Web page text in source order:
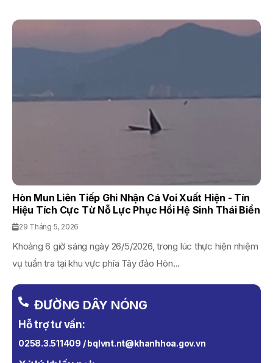
Hòn Mun Liên Tiếp Ghi Nhận Cá Voi Xuất Hiện - Tín
Hiệu Tích Cực Từ Nỗ Lực Phục Hồi Hệ Sinh Thái Biển
29 Tháng 5, 2026
Khoảng 6 giờ sáng ngày 26/5/2026, trong lúc thực hiện nhiệm
vụ tuần tra tại khu vực phía Tây đảo Hòn...
ĐƯỜNG DÂY NÓNG
Hỗ trợ tư vấn:
0258.3.511409 / bqlvnt.nt@khanhhoa.gov.vn